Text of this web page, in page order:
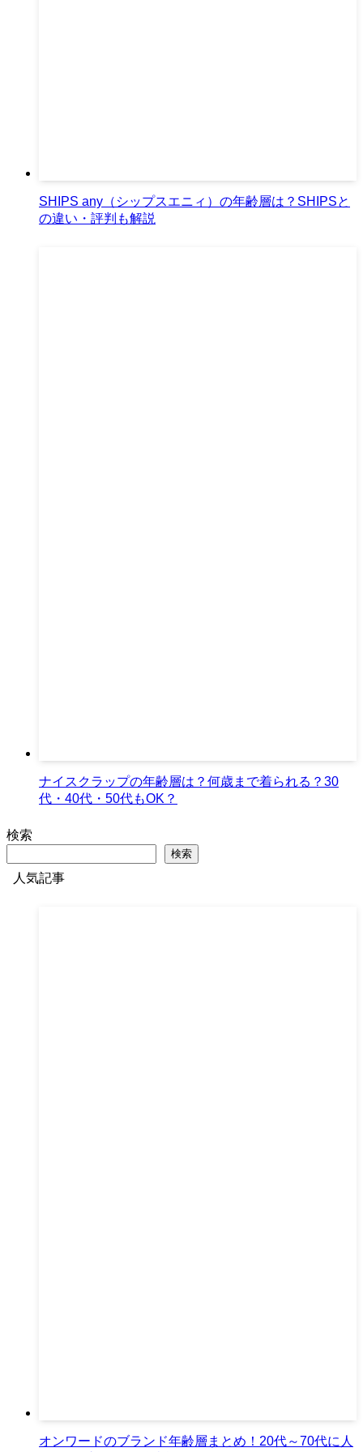
SHIPS any（シップスエニィ）の年齢層は？SHIPSと
の違い・評判も解説
ナイスクラップの年齢層は？何歳まで着られる？30
代・40代・50代もOK？
検索
検索
人気記事
オンワードのブランド年齢層まとめ！20代～70代に人